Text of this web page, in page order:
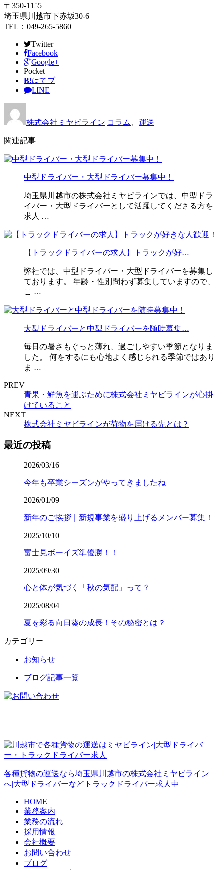
〒350-1155
埼玉県川越市下赤坂30-6
TEL：049-265-5860
Twitter
Facebook
Google+
Pocket
B!はてブ
LINE
株式会社ミヤビライン コラム 運送
関連記事
中型ドライバー・大型ドライバー募集中！
埼玉県川越市の株式会社ミヤビラインでは、中型ドラ
イバー・大型ドライバーとして活躍してくださる方を
求人 …
【トラックドライバーの求人】トラックが好…
弊社では、中型ドライバー・大型ドライバーを募集し
ております。 年齢・性別問わず募集していますので、
こ …
大型ドライバーと中型ドライバーを随時募集…
毎日の暑さもぐっと薄れ、過ごしやすい季節となりま
した。 何をするにも心地よく感じられる季節ではあり
ま …
PREV
青果・鮮魚を運ぶために株式会社ミヤビラインが心掛
けていること
NEXT
株式会社ミヤビラインが荷物を届ける先とは？
最近の投稿
2026/03/16
今年も卒業シーズンがやってきましたね
2026/01/09
新年のご挨拶｜新規事業を盛り上げるメンバー募集！
2025/10/10
富士見ボーイズ準優勝！！
2025/09/30
心と体が気づく「秋の気配」って？
2025/08/04
夏を彩る向日葵の成長！その秘密とは？
カテゴリー
お知らせ
ブログ記事一覧
各種貨物の運送なら埼玉県川越市の株式会社ミヤビライン
へ|大型ドライバーなどトラックドライバー求人中
HOME
業務案内
業務の流れ
採用情報
会社概要
お問い合わせ
ブログ